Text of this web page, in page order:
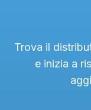
Trova il
e inizia a